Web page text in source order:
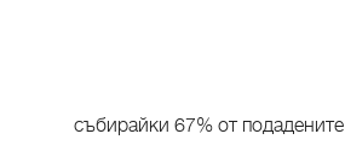
събирайки 67% от подадените